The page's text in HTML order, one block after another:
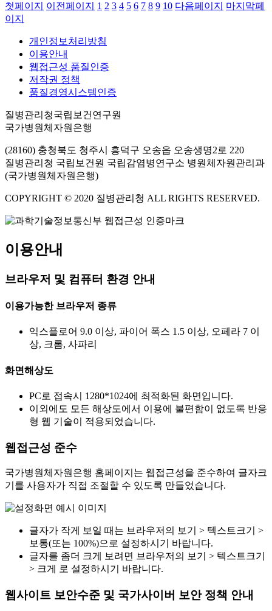
첫페이지 이전페이지 1 2 3 4 5 6 7 8 9 10 다음페이지
마지막페
이지
개인정보처리방침
이용안내
웹접근성 품질인증
저작권 정책
품질경영시스템인증
질병관리청국립보건연구원
국가병원체자원은행
(28160) 충청북도 청주시 흥덕구 오송읍 오송생명2로 220
질병관리청 국립보건원 국립감염병연구소 병원체자원관리과
(국가병원체자원은행)
COPYRIGHT © 2020 질병관리청 ALL RIGHTS RESERVED.
이용안내
브라우저 및 컴퓨터 환경 안내
이용가능한 브라우저 종류
익스플로어 9.0 이상, 파이어 폭스 1.5 이상, 오페라 7 이
상, 크롬, 사파리
화면해상도
PC로 접속시 1280*1024에 최적화된 화면입니다.
이외에도 모든 해상도에서 이용에 불편함이 없도록 반응
형 웹 기술이 적용되었습니다.
웹접근성 준수
국가병원체자원은행 홈페이지는 웹접근성을 준수하여 글자크
기를 사용자가 직접 조절할 수 있도록 만들었습니다.
글자가 작게 보일 때는 브라우저의 보기 > 텍스트크기 >
보통(또는 100%)으로 설정하시기 바랍니다.
글자를 좀더 크게 보려면 브라우저의 보기 > 텍스트크기
> 크게 로 설정하시기 바랍니다.
웹사이트 보안수준 및 국가사이버 보안 정책 안내